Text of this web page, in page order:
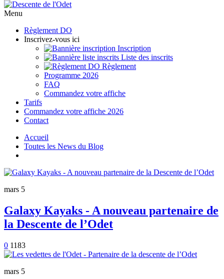
Menu
Règlement DO
Inscrivez-vous ici
Inscription
Liste des inscrits
Règlement
Programme 2026
FAQ
Commandez votre affiche
Tarifs
Commandez votre affiche 2026
Contact
Accueil
Toutes les News du Blog
mars 5
Galaxy Kayaks - A nouveau partenaire de
la Descente de l’Odet
0 1183
mars 5